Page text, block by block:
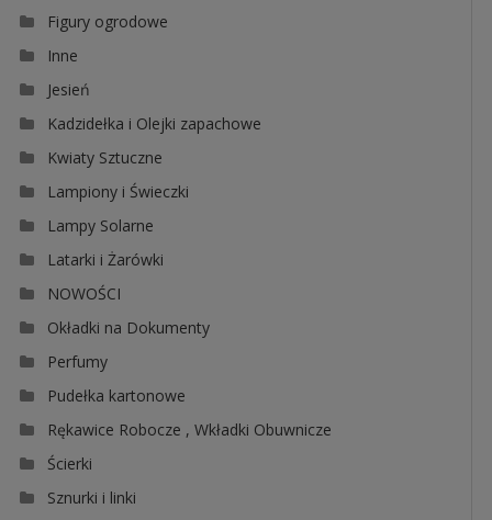
Figury ogrodowe
Inne
Jesień
Kadzidełka i Olejki zapachowe
Kwiaty Sztuczne
Lampiony i Świeczki
Lampy Solarne
Latarki i Żarówki
NOWOŚCI
Okładki na Dokumenty
Perfumy
Pudełka kartonowe
Rękawice Robocze , Wkładki Obuwnicze
Ścierki
Sznurki i linki